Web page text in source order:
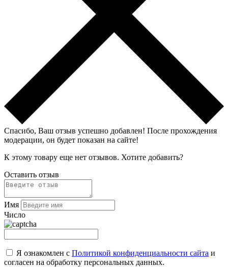
Спасибо, Ваш отзыв успешно добавлен! После прохождения
модерации, он будет показан на сайте!
К этому товару еще нет отзывов. Хотите добавить?
Оставить отзыв
Имя
Число
Я ознакомлен с Политикой конфиденциальности сайта и
согласен на обработку персональных данных.